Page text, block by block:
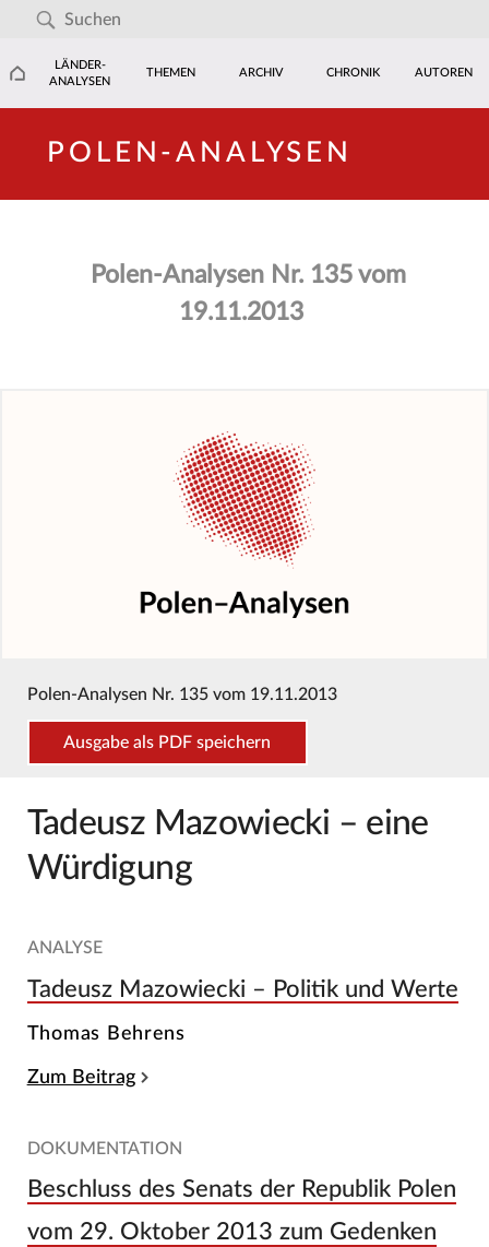
LÄNDER-
ANALYSEN
THEMEN ARCHIV CHRONIK AUTOREN
POLEN-ANALYSEN
Polen-Analysen Nr. 135 vom
19.11.2013
Polen-Analysen Nr. 135 vom 19.11.2013
Ausgabe als PDF speichern
Tadeusz Mazowiecki – eine
Würdigung
ANALYSE
Tadeusz Mazowiecki – Politik und Werte
Thomas Behrens
Zum Beitrag
DOKUMENTATION
Beschluss des Senats der Republik Polen
vom 29. Oktober 2013 zum Gedenken